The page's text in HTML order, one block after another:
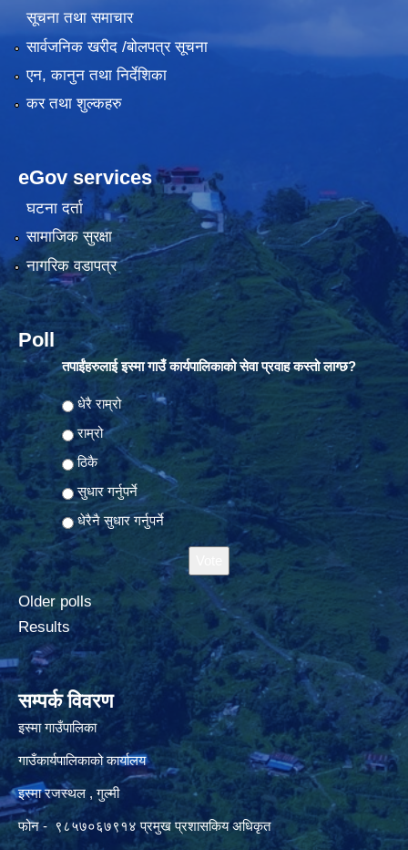
सूचना तथा समाचार
सार्वजनिक खरीद /बोलपत्र सूचना
एन, कानुन तथा निर्देशिका
कर तथा शुल्कहरु
eGov services
घटना दर्ता
सामाजिक सुरक्षा
नागरिक वडापत्र
Poll
तपाईंहरुलाई इस्मा गाउँ कार्यपालिकाको सेवा प्रवाह कस्तो लाग्छ?
Choices
धेरै राम्रो
राम्रो
ठिकै
सुधार गर्नुपर्ने
धेरैनै सुधार गर्नुपर्ने
Older polls
Results
सम्पर्क विवरण
इस्मा गाउँपालिका
गाउँकार्यपालिकाको कार्यालय
इस्मा रजस्थल , गुल्मी
फोन - ९८५७०६७९१४ प्रमुख प्रशासकिय अधिकृत